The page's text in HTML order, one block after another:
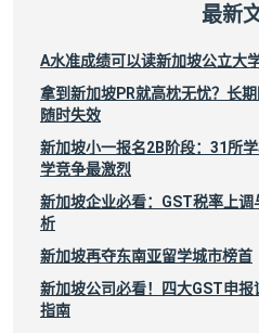
最新
A水准成绩可以读新加坡公立大学
拿到新加坡PR就高枕无忧？长
随时失效
新加坡小一报名2B阶段：31所
学竞争最激烈
新加坡企业必看：GST税率上
析
新加坡再夺东南亚留学城市榜首
新加坡公司必看！四大GST申
指南